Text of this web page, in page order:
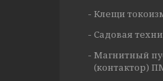
Клещи
Садовая
Магнитный
(контактор)